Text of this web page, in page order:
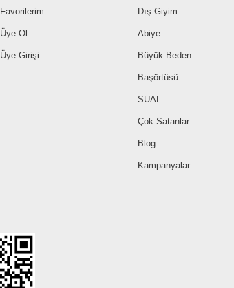
Favorilerim
Üye Ol
Üye Girişi
Dış Giyim
Abiye
Büyük Beden
Başörtüsü
SUAL
Çok Satanlar
Blog
Kampanyalar